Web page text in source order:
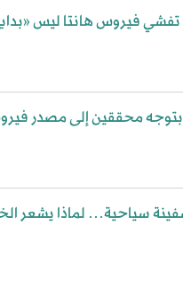
تفشي فيروس هانتا ليس
بتوجه محققين إلى مصدر
سياحية… لماذا يشعر